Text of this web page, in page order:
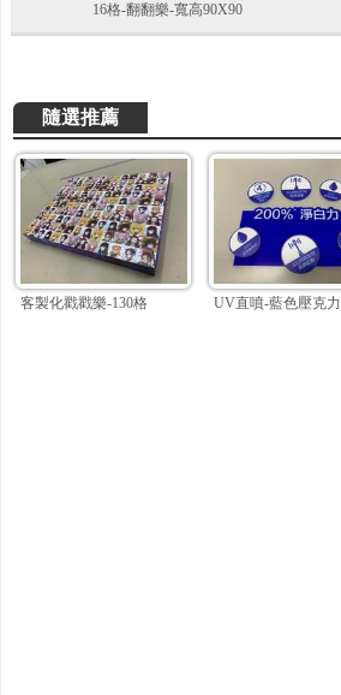
16格-翻翻樂-寬高90X90
隨選推薦
客製化戳戳樂-130格 UV直噴-藍色壓克力